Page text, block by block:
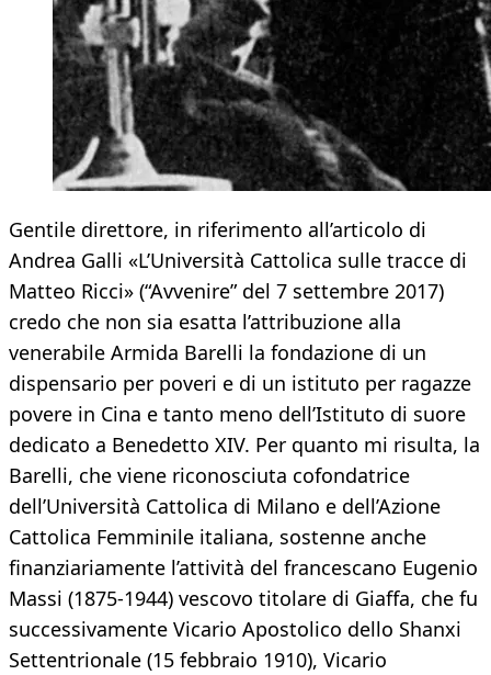
Gentile direttore, in riferimento all’articolo di
Andrea Galli «L’Università Cattolica sulle tracce di
Matteo Ricci» (“Avvenire” del 7 settembre 2017)
credo che non sia esatta l’attribuzione alla
venerabile Armida Barelli la fondazione di un
dispensario per poveri e di un istituto per ragazze
povere in Cina e tanto meno dell’Istituto di suore
dedicato a Benedetto XIV. Per quanto mi risulta, la
Barelli, che viene riconosciuta cofondatrice
dell’Università Cattolica di Milano e dell’Azione
Cattolica Femminile italiana, sostenne anche
finanziariamente l’attività del francescano Eugenio
Massi (1875-1944) vescovo titolare di Giaffa, che fu
successivamente Vicario Apostolico dello Shanxi
Settentrionale (15 febbraio 1910), Vicario